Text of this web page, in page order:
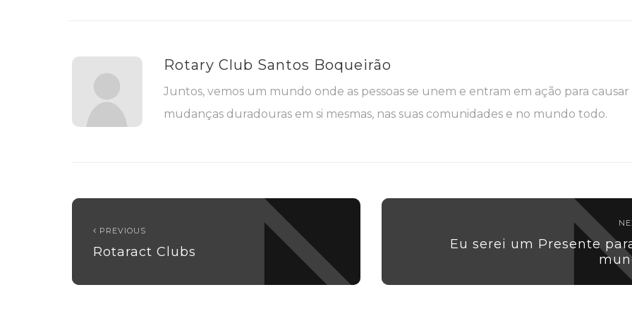
Rotary Club Santos Boqueirão
Juntos, vemos um mundo onde as pessoas se unem e entram em ação para causar
mudanças duradouras em si mesmas, nas suas comunidades e no mundo todo.
PREVIOUS
Rotaract Clubs
Eu serei um Presente